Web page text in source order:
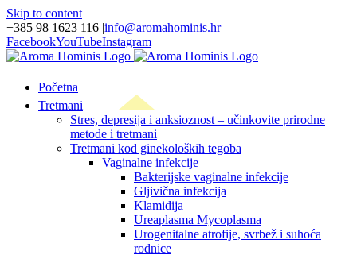
Skip to content
+385 98 1623 116 |info@aromahominis.hr
FacebookYouTubeInstagram
Početna
Tretmani
Stres, depresija i anksioznost – učinkovite prirodne
metode i tretmani
Tretmani kod ginekoloških tegoba
Vaginalne infekcije
Bakterijske vaginalne infekcije
Gljivična infekcija
Klamidija
Ureaplasma Mycoplasma
Urogenitalne atrofije, svrbež i suhoća
rodnice